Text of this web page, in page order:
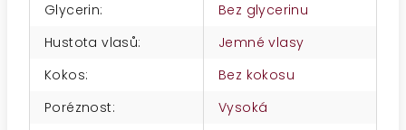
Glycerin:
Bez glycerinu
Hustota vlasů:
Jemné vlasy
Kokos:
Bez kokosu
Poréznost:
Vysoká